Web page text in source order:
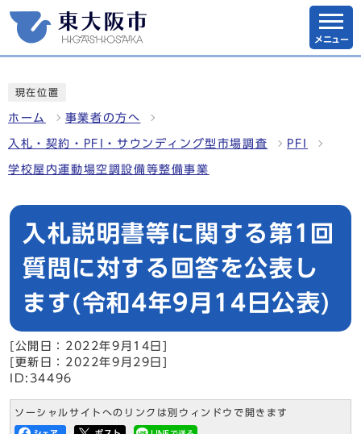
メニュー
現在位置
ホーム 事業者の方へ
入札・契約・PFI・サウンディング型市場調査 PFI
学校屋内運動場空調設備等整備事業
入札説明書等に関する第1回
質問に対する回答を公表し
ます(令和4年9月14日公表)
[公開日：2022年9月14日]
[更新日：2022年9月29日]
ID:34496
ソーシャルサイトへのリンクは別ウィンドウで開きます